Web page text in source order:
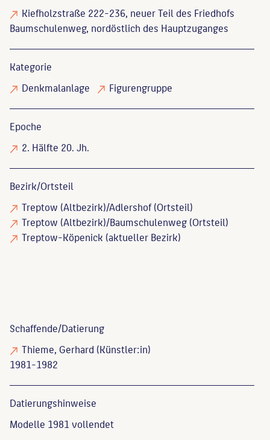
Kiefholzstraße 222-236, neuer Teil des Friedhofs
Baumschulenweg, nordöstlich des Hauptzuganges
Kategorie
Denkmalanlage
Figurengruppe
Epoche
2. Hälfte 20. Jh.
Bezirk/Ortsteil
Treptow (Altbezirk)/Adlershof (Ortsteil)
Treptow (Altbezirk)/Baumschulenweg (Ortsteil)
Treptow-Köpenick (aktueller Bezirk)
Schaffende/Datierung
Thieme, Gerhard (Künstler:in)
1981-1982
Datierungs­hinweise
Modelle 1981 vollendet